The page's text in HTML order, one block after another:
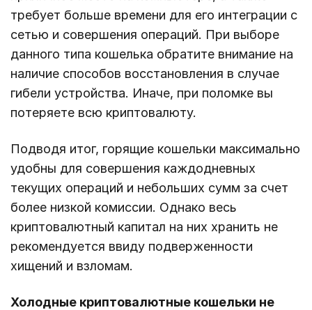
требует больше времени для его интеграции с
сетью и совершения операций. При выборе
данного типа кошелька обратите внимание на
наличие способов восстановления в случае
гибели устройства. Иначе, при поломке вы
потеряете всю криптовалюту.
Подводя итог, горящие кошельки максимально
удобны для совершения каждодневных
текущих операций и небольших сумм за счет
более низкой комиссии. Однако весь
криптовалютный капитал на них хранить не
рекомендуется ввиду подверженности
хищений и взломам.
Холодные криптовалютные кошельки не